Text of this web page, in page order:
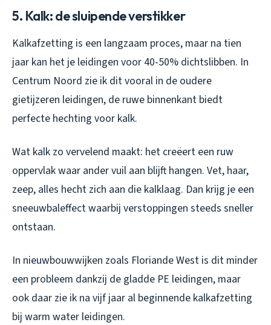
5. Kalk: de sluipende verstikker
Kalkafzetting is een langzaam proces, maar na tien
jaar kan het je leidingen voor 40-50% dichtslibben. In
Centrum Noord zie ik dit vooral in de oudere
gietijzeren leidingen, de ruwe binnenkant biedt
perfecte hechting voor kalk.
Wat kalk zo vervelend maakt: het creëert een ruw
oppervlak waar ander vuil aan blijft hangen. Vet, haar,
zeep, alles hecht zich aan die kalklaag. Dan krijg je een
sneeuwbaleffect waarbij verstoppingen steeds sneller
ontstaan.
In nieuwbouwwijken zoals Floriande West is dit minder
een probleem dankzij de gladde PE leidingen, maar
ook daar zie ik na vijf jaar al beginnende kalkafzetting
bij warm water leidingen.